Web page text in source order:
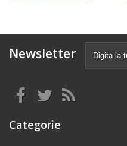
Newsletter
Categorie